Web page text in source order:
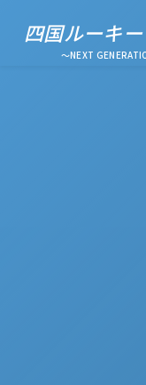
四国ルーキ
～NEXT